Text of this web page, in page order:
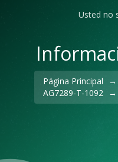
Usted no
Página Principal →
AG7289-T-1092 →